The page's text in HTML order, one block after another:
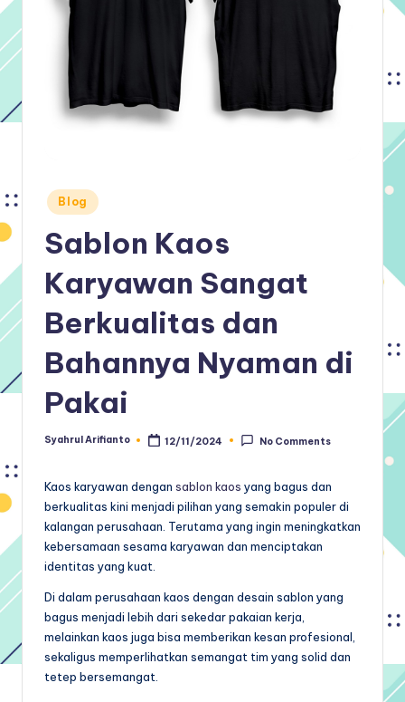
Posted
in
Blog
Sablon Kaos
Karyawan Sangat
Berkualitas dan
Bahannya Nyaman di
Pakai
Posted
Syahrul Arifianto 12/11/2024 No Comments
Kaos karyawan dengan sablon kaos yang bagus dan
berkualitas kini menjadi pilihan yang semakin populer di
kalangan perusahaan. Terutama yang ingin meningkatkan
kebersamaan sesama karyawan dan menciptakan
identitas yang kuat.
Di dalam perusahaan kaos dengan desain sablon yang
bagus menjadi lebih dari sekedar pakaian kerja,
melainkan kaos juga bisa memberikan kesan profesional,
sekaligus memperlihatkan semangat tim yang solid dan
tetep bersemangat.